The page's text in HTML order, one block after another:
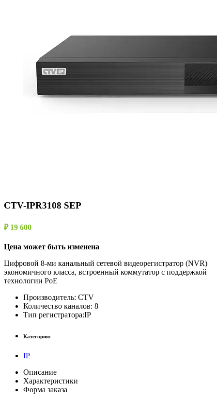
CTV-IPR3108 SEP
₽ 19 600
Цена может быть изменена
Цифровой 8-ми канальный сетевой видеорегистратор (NVR)
экономичного класса, встроенный коммутатор с поддержкой
технологии PoE
Производитель: CTV
Количество каналов: 8
Тип регистратора:IP
Категория:
IP
Описание
Характеристики
Форма заказа